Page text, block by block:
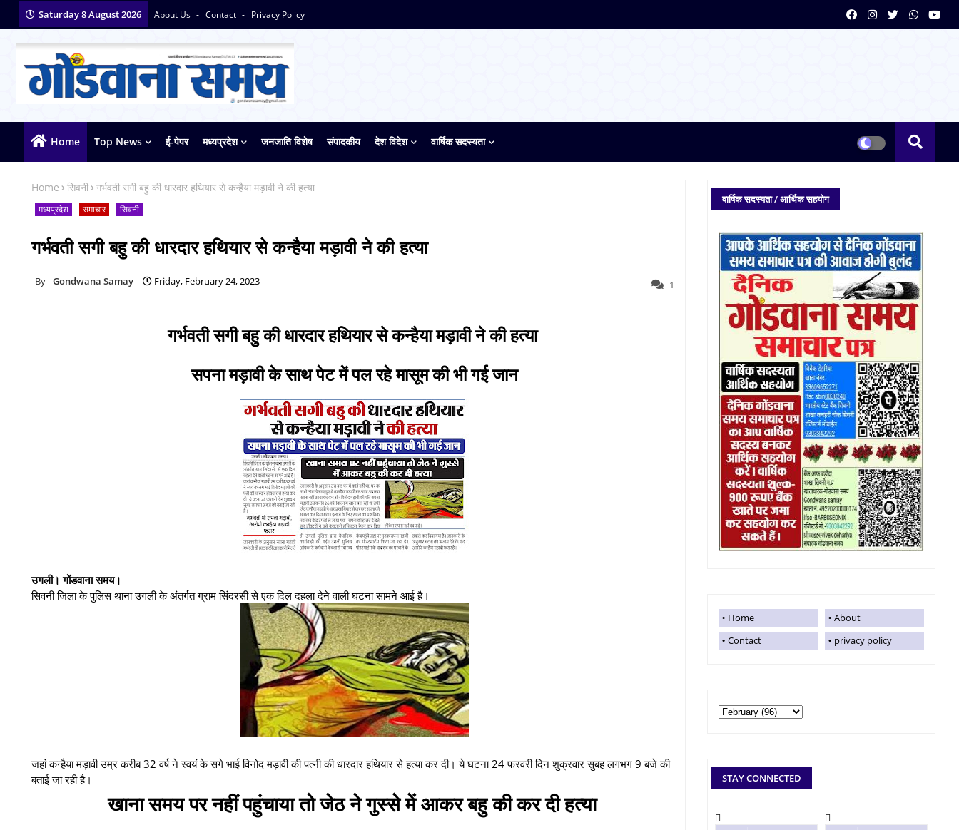
Saturday 8 August 2026 About Us Contact Privacy Policy
Home Top News ई-पेपर मध्यप्रदेश जनजाति विशेष संपादकीय देश विदेश वार्षिक सदस्यता
Home सिवनी गर्भवती सगी बहु की धारदार हथियार से कन्हैया मड़ावी ने की हत्या
मध्यप्रदेश समाचार सिवनी
गर्भवती सगी बहु की धारदार हथियार से कन्हैया मड़ावी ने की हत्या
Gondwana Samay Friday, February 24, 2023 1
गर्भवती सगी बहु की धारदार हथियार से कन्हैया मड़ावी ने की हत्या
सपना मड़ावी के साथ पेट में पल रहे मासूम की भी गई जान
उगली। गोंडवाना समय।
सिवनी जिला के पुलिस थाना उगली के अंतर्गत ग्राम सिंदरसी से एक दिल दहला देने वाली घटना सामने आई है।
जहां कन्हैया मड़ावी उम्र करीब 32 वर्ष ने स्वयं के सगे भाई विनोद मड़ावी की पत्नी की धारदार हथियार से हत्या कर दी। ये घटना 24 फरवरी दिन शुक्रवार सुबह लगभग 9 बजे की
बताई जा रही है।
खाना समय पर नहीं पहुंचाया तो जेठ ने गुस्से में आकर बहु की कर दी हत्या
वार्षिक सदस्यता / आर्थिक सहयोग
Home
About
Contact
privacy policy
STAY CONNECTED